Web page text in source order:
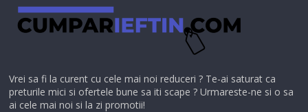
Vrei sa fi la curent cu cele mai noi reduceri ? Te-ai saturat ca
preturile mici si ofertele bune sa iti scape ? Urmareste-ne si o sa
ai cele mai noi si la zi promotii!